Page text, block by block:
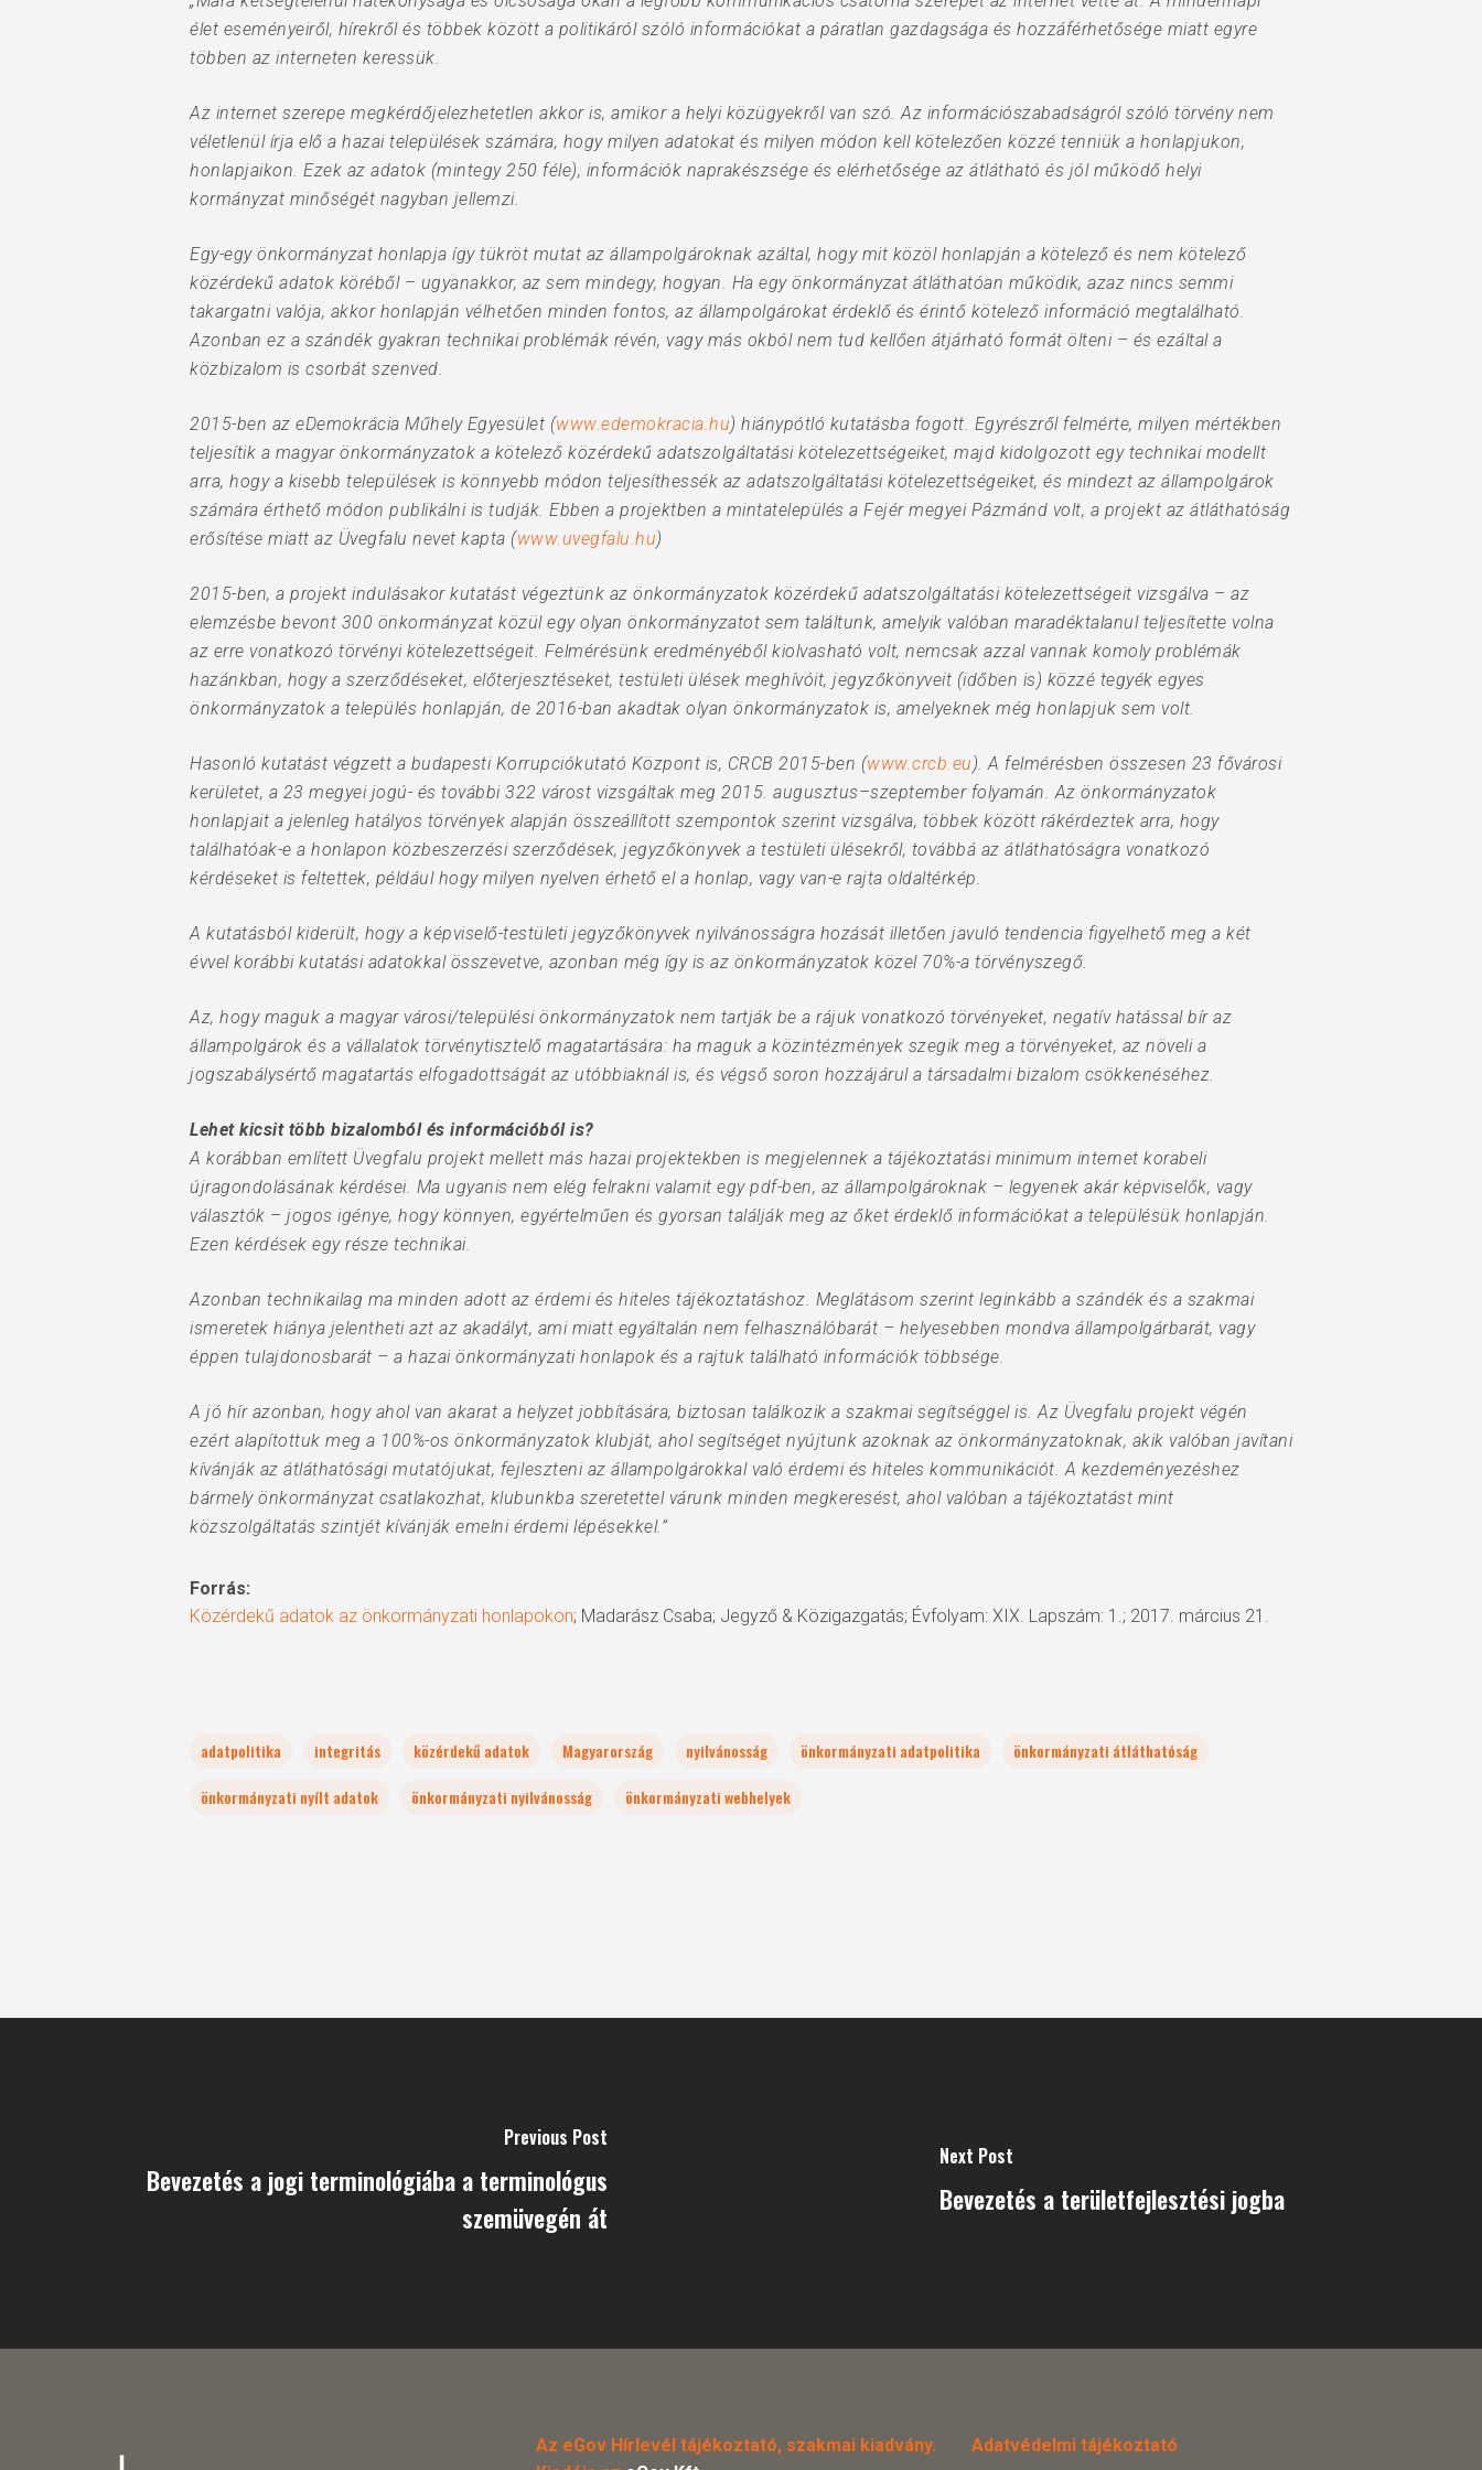
Hit enter to search or ESC to close
élet eseményeiről, hírekről és többek között a politikáról szóló információkat a páratlan gazdagsága és hozzáférhetősége miatt egyre
többen az interneten keressük.
Az internet szerepe megkérdőjelezhetetlen akkor is, amikor a helyi közügyekről van szó. Az információszabadságról szóló törvény nem
véletlenül írja elő a hazai települések számára, hogy milyen adatokat és milyen módon kell kötelezően közzé tenniük a honlapjukon,
honlapjaikon. Ezek az adatok (mintegy 250 féle), információk naprakészsége és elérhetősége az átlátható és jól működő helyi
kormányzat minőségét nagyban jellemzi.
Egy-egy önkormányzat honlapja így tükröt mutat az állampolgároknak azáltal, hogy mit közöl honlapján a kötelező és nem kötelező
közérdekű adatok köréből – ugyanakkor, az sem mindegy, hogyan. Ha egy önkormányzat átláthatóan működik, azaz nincs semmi
takargatni valója, akkor honlapján vélhetően minden fontos, az állampolgárokat érdeklő és érintő kötelező információ megtalálható.
Azonban ez a szándék gyakran technikai problémák révén, vagy más okból nem tud kellően átjárható formát ölteni – és ezáltal a
közbizalom is csorbát szenved.
2015-ben az eDemokrácia Műhely Egyesület (www.edemokracia.hu) hiánypótló kutatásba fogott. Egyrészről felmérte, milyen mértékben
teljesítik a magyar önkormányzatok a kötelező közérdekű adatszolgáltatási kötelezettségeiket, majd kidolgozott egy technikai modellt
arra, hogy a kisebb települések is könnyebb módon teljesíthessék az adatszolgáltatási kötelezettségeiket, és mindezt az állampolgárok
számára érthető módon publikálni is tudják. Ebben a projektben a mintatelepülés a Fejér megyei Pázmánd volt, a projekt az átláthatóság
erősítése miatt az Üvegfalu nevet kapta (www.uvegfalu.hu)
2015-ben, a projekt indulásakor kutatást végeztünk az önkormányzatok közérdekű adatszolgáltatási kötelezettségeit vizsgálva – az
elemzésbe bevont 300 önkormányzat közül egy olyan önkormányzatot sem találtunk, amelyik valóban maradéktalanul teljesítette volna
az erre vonatkozó törvényi kötelezettségeit. Felmérésünk eredményéből kiolvasható volt, nemcsak azzal vannak komoly problémák
hazánkban, hogy a szerződéseket, előterjesztéseket, testületi ülések meghívóit, jegyzőkönyveit (időben is) közzé tegyék egyes
önkormányzatok a település honlapján, de 2016-ban akadtak olyan önkormányzatok is, amelyeknek még honlapjuk sem volt.
Hasonló kutatást végzett a budapesti Korrupciókutató Központ is, CRCB 2015-ben (www.crcb.eu). A felmérésben összesen 23 fővárosi
kerületet, a 23 megyei jogú- és további 322 várost vizsgáltak meg 2015. augusztus–szeptember folyamán. Az önkormányzatok
honlapjait a jelenleg hatályos törvények alapján összeállított szempontok szerint vizsgálva, többek között rákérdeztek arra, hogy
találhatóak-e a honlapon közbeszerzési szerződések, jegyzőkönyvek a testületi ülésekről, továbbá az átláthatóságra vonatkozó
kérdéseket is feltettek, például hogy milyen nyelven érhető el a honlap, vagy van-e rajta oldaltérkép.
A kutatásból kiderült, hogy a képviselő-testületi jegyzőkönyvek nyilvánosságra hozását illetően javuló tendencia figyelhető meg a két
évvel korábbi kutatási adatokkal összevetve, azonban még így is az önkormányzatok közel 70%-a törvényszegő.
Az, hogy maguk a magyar városi/települési önkormányzatok nem tartják be a rájuk vonatkozó törvényeket, negatív hatással bír az
állampolgárok és a vállalatok törvénytisztelő magatartására: ha maguk a közintézmények szegik meg a törvényeket, az növeli a
jogszabálysértő magatartás elfogadottságát az utóbbiaknál is, és végső soron hozzájárul a társadalmi bizalom csökkenéséhez.
Lehet kicsit több bizalomból és információból is?
A korábban említett Üvegfalu projekt mellett más hazai projektekben is megjelennek a tájékoztatási minimum internet korabeli
újragondolásának kérdései. Ma ugyanis nem elég felrakni valamit egy pdf-ben, az állampolgároknak – legyenek akár képviselők, vagy
választók – jogos igénye, hogy könnyen, egyértelműen és gyorsan találják meg az őket érdeklő információkat a településük honlapján.
Ezen kérdések egy része technikai.
Azonban technikailag ma minden adott az érdemi és hiteles tájékoztatáshoz. Meglátásom szerint leginkább a szándék és a szakmai
ismeretek hiánya jelentheti azt az akadályt, ami miatt egyáltalán nem felhasználóbarát – helyesebben mondva állampolgárbarát, vagy
éppen tulajdonosbarát – a hazai önkormányzati honlapok és a rajtuk található információk többsége.
A jó hír azonban, hogy ahol van akarat a helyzet jobbítására, biztosan találkozik a szakmai segítséggel is. Az Üvegfalu projekt végén
ezért alapítottuk meg a 100%-os önkormányzatok klubját, ahol segítséget nyújtunk azoknak az önkormányzatoknak, akik valóban javítani
kívánják az átláthatósági mutatójukat, fejleszteni az állampolgárokkal való érdemi és hiteles kommunikációt. A kezdeményezéshez
bármely önkormányzat csatlakozhat, klubunkba szeretettel várunk minden megkeresést, ahol valóban a tájékoztatást mint
közszolgáltatás szintjét kívánják emelni érdemi lépésekkel.”
Forrás:
Közérdekű adatok az önkormányzati honlapokon; Madarász Csaba; Jegyző & Közigazgatás; Évfolyam: XIX. Lapszám: 1.; 2017. március 21.
adatpolitika integritás közérdekű adatok Magyarország nyilvánosság önkormányzati adatpolitika
önkormányzati átláthatóság
önkormányzati nyílt adatok
önkormányzati nyilvánosság önkormányzati webhelyek
Previous Post
Bevezetés a jogi terminológiába a terminológus
szemüvegén át
Next Post
Bevezetés a területfejlesztési jogba
Az eGov Hírlevél tájékoztató, szakmai kiadvány.
Adatvédelmi tájékoztató